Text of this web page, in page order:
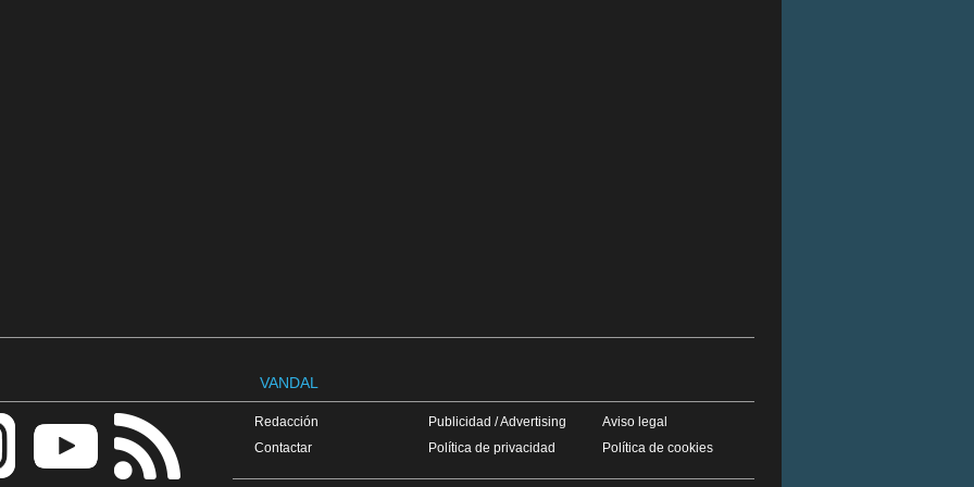
VANDAL
Redacción
Contactar
Publicidad / Advertising
Política de privacidad
Aviso legal
Política de cookies